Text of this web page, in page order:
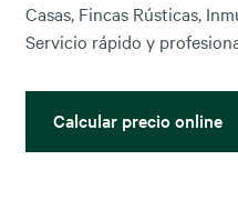
Casas, Fincas Rústicas,
Servicio rápido y
Calcular precio online